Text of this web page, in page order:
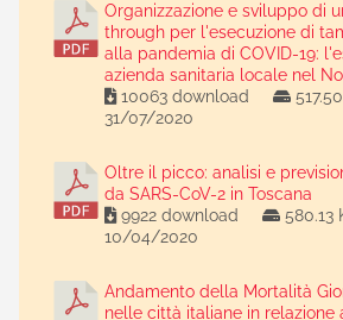
Organizzazione e sviluppo di
through per l'esecuzione di
alla pandemia di COVID-19:
azienda sanitaria locale nel
10063 download
31/07/2020
Oltre il picco: analisi e
da SARS-CoV-2 in Toscana
9922 download
580.13
10/04/2020
Andamento della Mortalità
nelle città italiane in relazione